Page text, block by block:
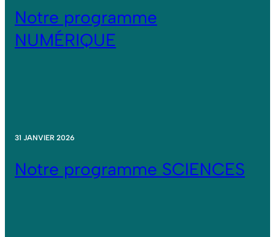
Notre programme
NUMÉRIQUE
31 JANVIER 2026
Notre programme SCIENCES